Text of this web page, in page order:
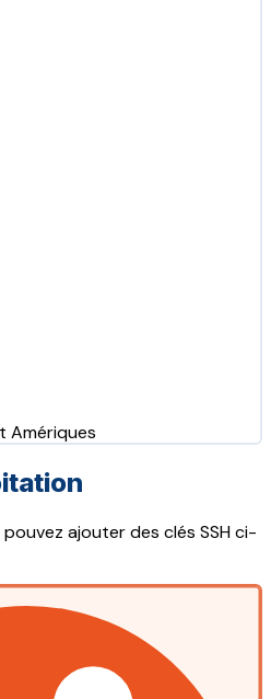
Amériques
ajouter des clés SSH ci-